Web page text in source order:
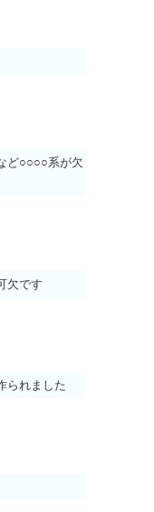
ど○○○○系が欠
欠です
られました